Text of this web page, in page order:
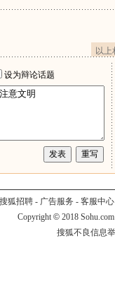
以
设为辩论话题
搜狐招聘- 广告服务 - 客服中心
Copyright © 2018
搜狐不良信息